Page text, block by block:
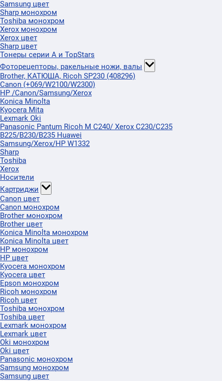
Samsung цвет
Sharp монохром
Toshiba монохром
Xerox монохром
Xerox цвет
Sharp цвет
Тонеры серии А и TopStars
Фоторецепторы, ракельные ножи, валы
Brother, КАТЮША, Ricoh SP230 (408296)
Canon (+069/W2100/W2300)
HP /Canon/Samsung/Xerox
Konica Minolta
Kyocera Mita
Lexmark Oki
Panasonic Pantum Ricoh M C240/ Xerox C230/C235
B225/B230/B235 Huawei
Samsung/Xerox/HP W1332
Sharp
Toshiba
Xerox
Носители
Картриджи
Canon цвет
Canon монохром
Brother монохром
Brother цвет
Konica Minolta монохром
Konica Minolta цвет
HP монохром
HP цвет
Kyocera монохром
Kyocera цвет
Epson монохром
Ricoh монохром
Ricoh цвет
Toshiba монохром
Toshiba цвет
Lexmark монохром
Lexmark цвет
Oki монохром
Oki цвет
Panasonic монохром
Samsung монохром
Samsung цвет